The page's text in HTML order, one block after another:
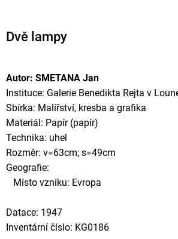
Dvě lampy
Autor: SMETANA Jan
Instituce: Galerie Benedikta Rejta v
Sbírka: Malířství, kresba a grafika
Materiál: Papír (papír)
Technika: uhel
Rozměr: v=63cm; s=49cm
Geografie:
Místo vzniku: Evropa
Datace: 1947
Inventární číslo: KG0186